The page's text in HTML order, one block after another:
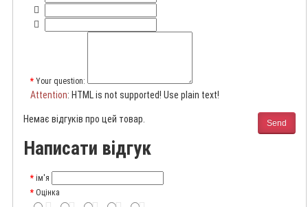
Your question:
Attention: HTML is not supported! Use plain text!
Send
Немає відгуків про цей товар.
Написати відгук
ім'я
Оцінка